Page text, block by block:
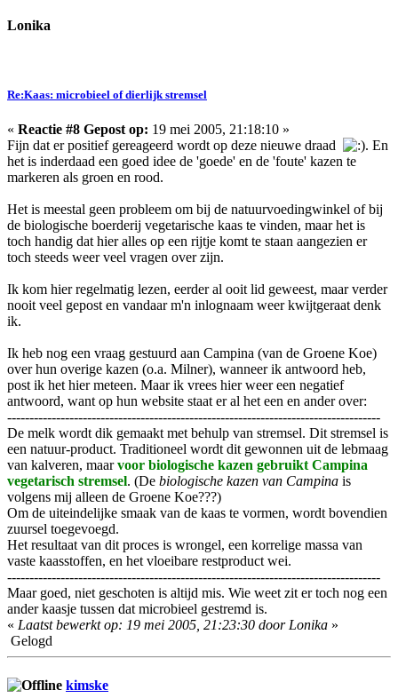
Lonika
Re:Kaas: microbieel of dierlijk stremsel
« Reactie #8 Gepost op: 19 mei 2005, 21:18:10 »
Fijn dat er positief gereageerd wordt op deze nieuwe draad
. En
het is inderdaad een goed idee de 'goede' en de 'foute' kazen te
markeren als groen en rood.
Het is meestal geen probleem om bij de natuurvoedingwinkel of bij
de biologische boerderij vegetarische kaas te vinden, maar het is
toch handig dat hier alles op een rijtje komt te staan aangezien er
toch steeds weer veel vragen over zijn.
Ik kom hier regelmatig lezen, eerder al ooit lid geweest, maar verder
nooit veel gepost en vandaar m'n inlognaam weer kwijtgeraat denk
ik.
Ik heb nog een vraag gestuurd aan Campina (van de Groene Koe)
over hun overige kazen (o.a. Milner), wanneer ik antwoord heb,
post ik het hier meteen. Maar ik vrees hier weer een negatief
antwoord, want op hun website staat er al het een en ander over:
------------------------------------------------------------------------------------
De melk wordt dik gemaakt met behulp van stremsel. Dit stremsel is
een natuur-product. Traditioneel wordt dit gewonnen uit de lebmaag
van kalveren, maarvoor biologische kazen gebruikt Campina
vegetarisch stremsel. (De biologische kazen van Campina is
volgens mij alleen de Groene Koe???)
Om de uiteindelijke smaak van de kaas te vormen, wordt bovendien
zuursel toegevoegd.
Het resultaat van dit proces is wrongel, een korrelige massa van
vaste kaasstoffen, en het vloeibare restproduct wei.
------------------------------------------------------------------------------------
Maar goed, niet geschoten is altijd mis. Wie weet zit er toch nog een
ander kaasje tussen dat microbieel gestremd is.
« Laatst bewerkt op: 19 mei 2005, 21:23:30 door Lonika »
Gelogd
kimske